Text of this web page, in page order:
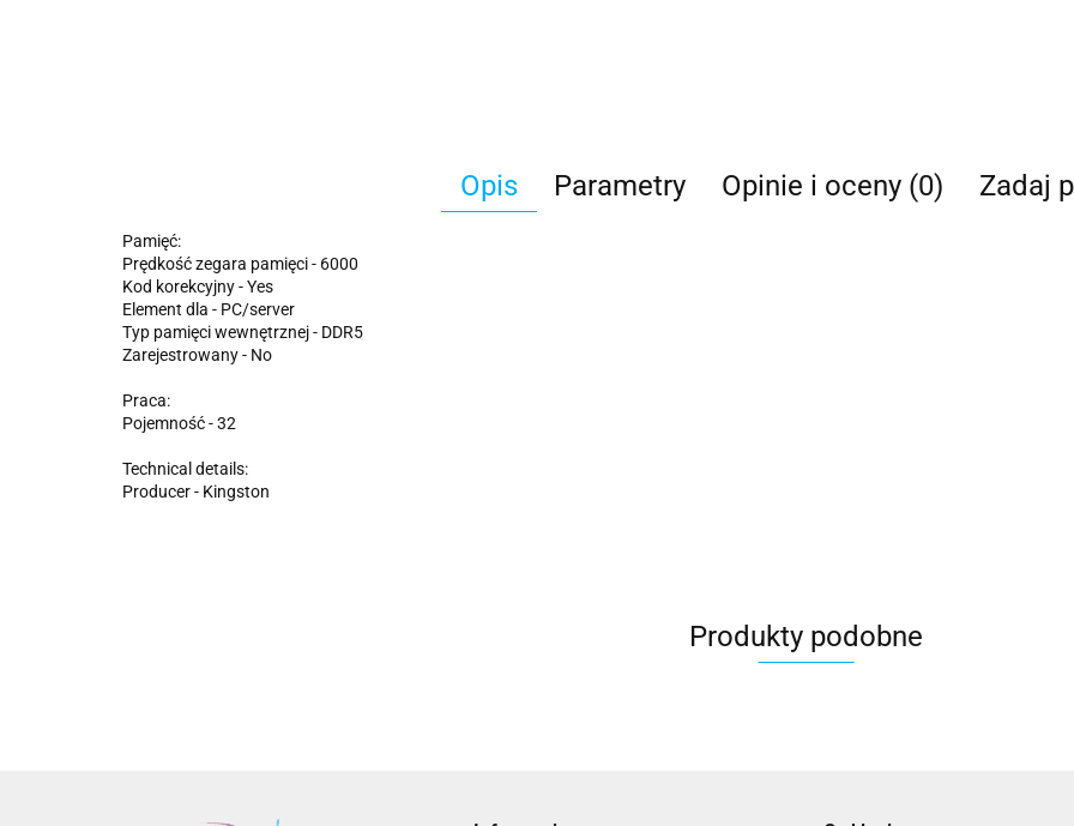
Opis Parametry Opinie i oceny (0) Zadaj
Pamięć:
Prędkość zegara pamięci - 6000
Kod korekcyjny - Yes
Element dla - PC/server
Typ pamięci wewnętrznej - DDR5
Zarejestrowany - No
Praca:
Pojemność - 32
Technical details:
Producer - Kingston
Produkty podobne